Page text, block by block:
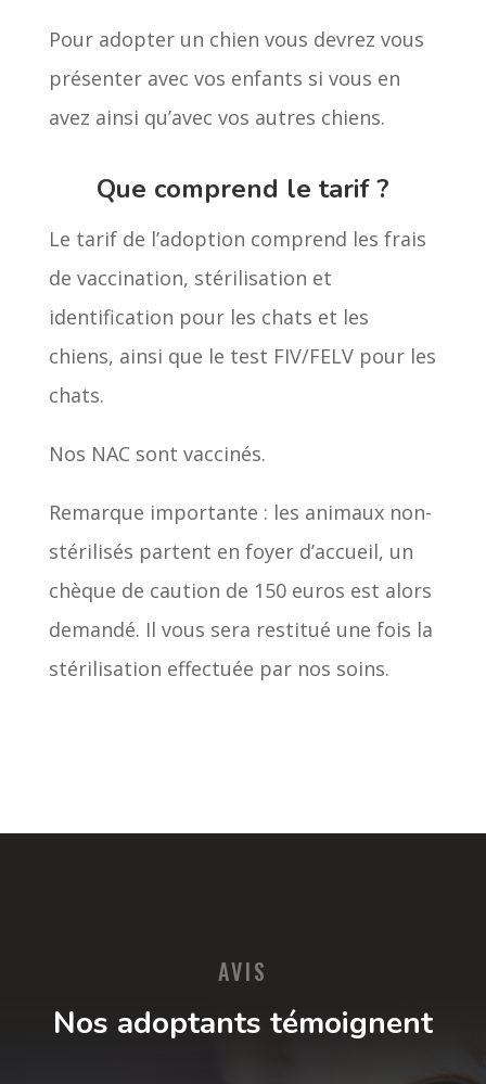
Pour adopter un chien vous devrez vous
présenter avec vos enfants si vous en
avez ainsi qu’avec vos autres chiens.
Que comprend le tarif ?
Le tarif de l’adoption comprend les frais
de vaccination, stérilisation et
identification pour les chats et les
chiens, ainsi que le test FIV/FELV pour les
chats.
Nos NAC sont vaccinés.
Remarque importante : les animaux non-
stérilisés partent en foyer d’accueil, un
chèque de caution de 150 euros est alors
demandé. Il vous sera restitué une fois la
stérilisation effectuée par nos soins.
AVIS
Nos adoptants témoignent